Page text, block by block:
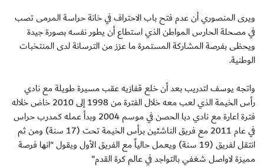
ويرى المنصوري أن عدم فتح باب الاحتراف في خانة حراسة المرمى تصب
في مصحلة الحارس المواطن الذي استطاع أن يطور نفسه بصورة جيدة
ويحظى بفرصة المشاركة المستمرة ما عزز من الترسانة لدى المنتخبات
الوطنية.
واتجه يوسف لتدريب بعد أن خلع قفازيه عقب مسيرة طويلة مع نادي
رأس الخيمة الذي لعب معه خلال الفترة من 1998 إلى 2010 خاض خلاله
فترة اعارة مع نادي دبا الحصن في موسم 2004 وبدأ عمله كمدرب حراس
في عام 2011 مع فريق الناشئين برأس الخيمة تحت (17 سنة) ومن ثم
انتقل لفريق (19 سنة) ويعمل حالياً مع الفريق الأول ويقول "انها فرصة
مميزة لاواصل شغفي بالتواجد في عالم كرة القدم"